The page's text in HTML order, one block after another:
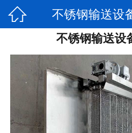
 不锈钢输送设
不锈钢输送设